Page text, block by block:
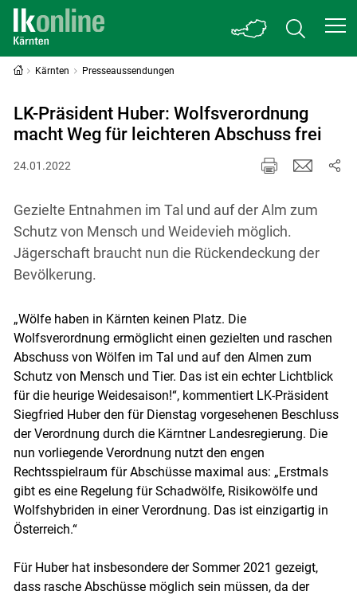
Kärnten Presseaussendungen
LK-Präsident Huber: Wolfsverordnung
macht Weg für leichteren Abschuss frei
24.01.2022
Gezielte Entnahmen im Tal und auf der Alm zum
Schutz von Mensch und Weidevieh möglich.
Jägerschaft braucht nun die Rückendeckung der
Bevölkerung.
„Wölfe haben in Kärnten keinen Platz. Die
Wolfsverordnung ermöglicht einen gezielten und raschen
Abschuss von Wölfen im Tal und auf den Almen zum
Schutz von Mensch und Tier. Das ist ein echter Lichtblick
für die heurige Weidesaison!“, kommentiert LK-Präsident
Siegfried Huber den für Dienstag vorgesehenen Beschluss
der Verordnung durch die Kärntner Landesregierung. Die
nun vorliegende Verordnung nutzt den engen
Rechtsspielraum für Abschüsse maximal aus: „Erstmals
gibt es eine Regelung für Schadwölfe, Risikowölfe und
Wolfshybriden in einer Verordnung. Das ist einzigartig in
Österreich.“
Für Huber hat insbesondere der Sommer 2021 gezeigt,
dass rasche Abschüsse möglich sein müssen, da der